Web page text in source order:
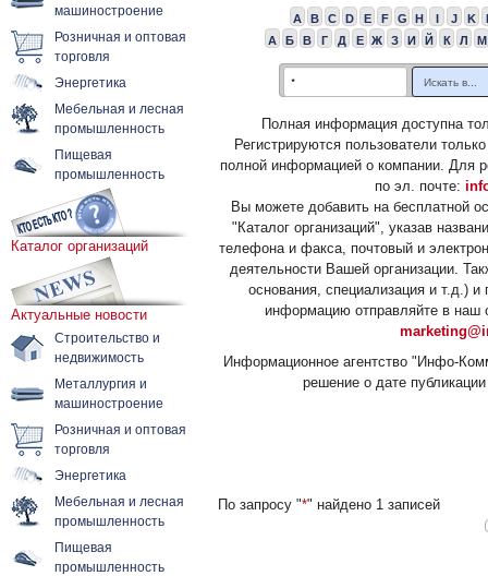
машиностроение
Розничная и оптовая
торговля
Энергетика
Мебельная и лесная
промышленность
Пищевая
промышленность
Каталог организаций
Актуальные новости
Строительство и
недвижимость
Металлургия и
машиностроение
Розничная и оптовая
торговля
Энергетика
Мебельная и лесная
промышленность
Пищевая
промышленность
A B C D E F G H I J K
А
Б В Г Д Е Ж З И Й К Л М
Полная информация доступна
Регистрируются пользователи
полной информацией о компании. Для
по эл. почте:
Вы можете добавить на бесплатной
"Каталог организаций", указав
телефона и факса, почтовый и
деятельности Вашей организации.
основания, специализация и т.д.)
информацию отправляйте в наш
Информационное агентство "Инфо-
решение о дате
По запросу "*" найдено 1 записей